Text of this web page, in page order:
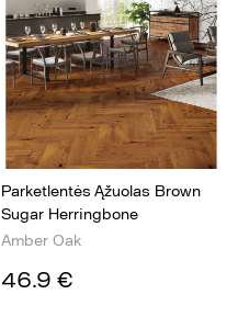
Parketlentės Ąžuolas Brown
Sugar Herringbone
Amber Oak
46.9 €